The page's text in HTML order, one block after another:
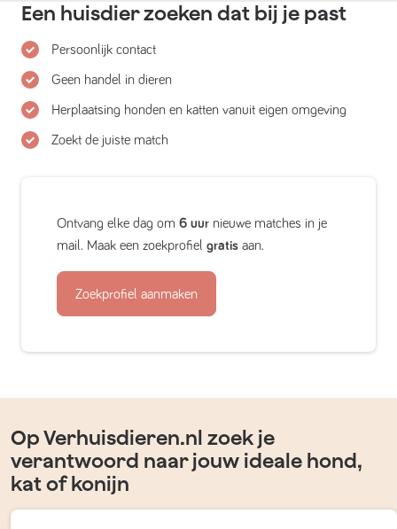
Een huisdier zoeken dat bij je past
Persoonlijk contact
Geen handel in dieren
Herplaatsing honden en katten vanuit eigen omgeving
Zoekt de juiste match
Ontvang elke dag om 6 uur nieuwe matches in je
mail. Maak een zoekprofiel gratis aan.
Zoekprofiel aanmaken
Op Verhuisdieren.nl zoek je
verantwoord naar jouw ideale hond,
kat of konijn